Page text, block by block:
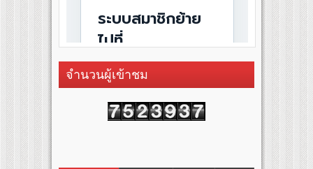
จำนวนผู้เข้าชม